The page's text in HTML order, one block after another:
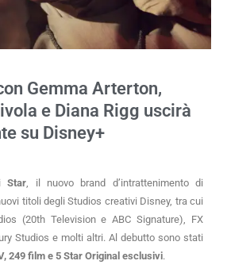
Gemma Arterton,
e Diana Rigg uscirà
su Disney+
Star , il nuovo brand d’intrattenimento di
titoli degli Studios creativi Disney, tra cui
(20th Television e ABC Signature), FX
Studios e molti altri. Al debutto sono stati
249 film e 5 Star Original esclusivi.